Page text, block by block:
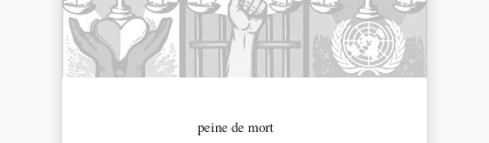
peine de mort